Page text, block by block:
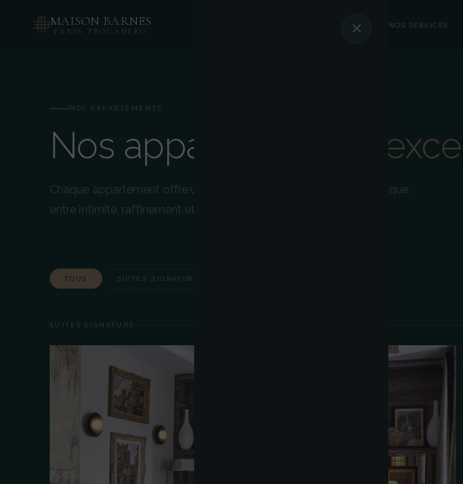
MAISON BARNES
PARIS TROCADÉRO
NOS APPARTEMENTS NOS SERVICES
✕
NOS APPARTEMENTS
Nos appartements
Chaque appartement offre une invitation à vivre Paris de façon unique,
entre intimité, raffinement et services sur mesure.
TOUS SUITES SIGNATURE
SUITES SIGNATURE